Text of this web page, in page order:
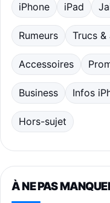
iPhone iPad
Rumeurs Trucs &
Accessoires
Business Infos
Hors-sujet
À NE PAS